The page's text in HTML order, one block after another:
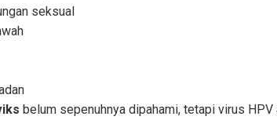
seksual
belum sepenuhnya dipahami, tetapi virus